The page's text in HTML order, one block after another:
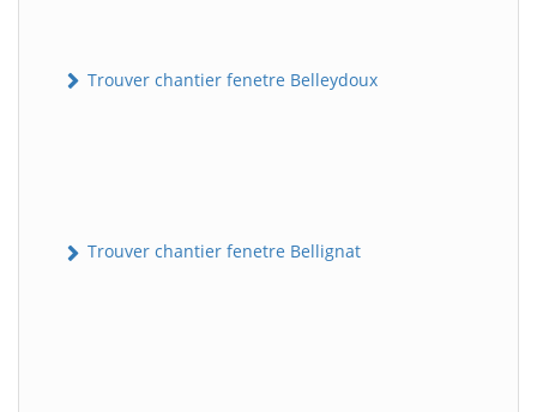
Trouver chantier fenetre Belleydoux
Trouver chantier fenetre Bellignat